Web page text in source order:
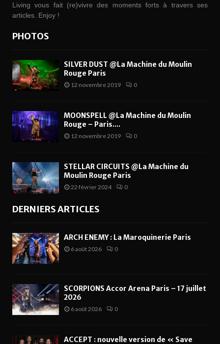
Living vous fait (re)vivre des moments forts à travers ses
articles. Enjoy !
PHOTOS
SILVER DUST @La Machine du Moulin
Rouge Paris
12 novembre 2019 0
MOONSPELL @La Machine du Moulin
Rouge – Paris....
12 novembre 2019 0
STELLAR CIRCUITS @La Machine du
Moulin Rouge Paris
22 février 2024 0
DERNIERS ARTICLES
ARCH ENEMY : La Maroquinerie Paris
6 août 2026 0
SCORPIONS Accor Arena Paris – 17 juillet
2026
6 août 2026 0
ACCEPT : nouvelle version de « Save